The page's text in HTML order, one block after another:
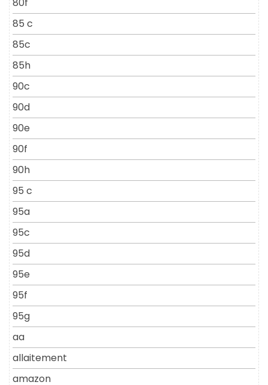
85 c
85c
85h
90c
90d
90e
90f
90h
95 c
95a
95c
95d
95e
95f
95g
aa
allaitement
amazon